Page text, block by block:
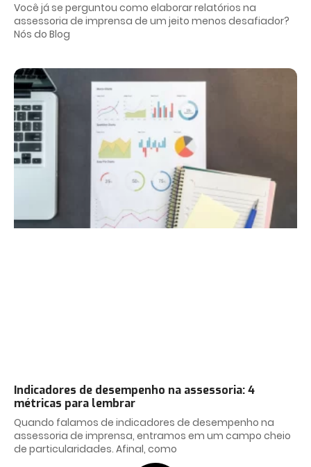
Você já se perguntou como elaborar relatórios na
assessoria de imprensa de um jeito menos desafiador?
Nós do Blog
Indicadores de desempenho na assessoria: 4
métricas para lembrar
Quando falamos de indicadores de desempenho na
assessoria de imprensa, entramos em um campo cheio
de particularidades. Afinal, como